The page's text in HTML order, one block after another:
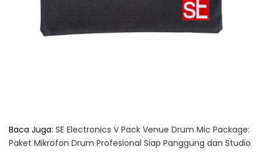
Baca Juga: SE Electronics V Pack Venue Drum Mic Package:
Paket Mikrofon Drum Profesional Siap Panggung dan Studio